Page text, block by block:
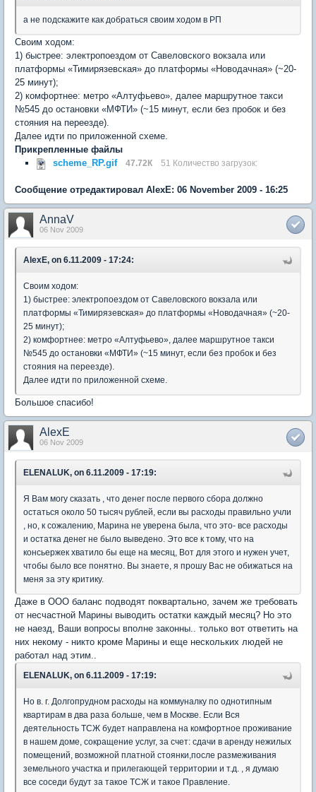
а не подскажите как добраться своим ходом в РП
Своим ходом:
1) быстрее: электропоездом от Савеловского вокзала или
платформы «Тимирязевская» до платформы «Новодачная» (~20-
25 минут);
2) комфортнее: метро «Алтуфьево», далее маршрутное такси
№545 до остановки «МФТИ» (~15 минут, если без пробок и без
стояния на переезде).
Далее идти по приложенной схеме.
Прикрепленные файлы
scheme_RP.gif
47.72К 51 Количество загрузок:
Сообщение отредактировал AlexE: 06 November 2009 - 16:25
AnnaV
06 Nov 2009
AlexE, on 6.11.2009 - 17:24:
Своим ходом:
1) быстрее: электропоездом от Савеловского вокзала или
платформы «Тимирязевская» до платформы «Новодачная» (~20-
25 минут);
2) комфортнее: метро «Алтуфьево», далее маршрутное такси
№545 до остановки «МФТИ» (~15 минут, если без пробок и без
стояния на переезде).
Далее идти по приложенной схеме.
Большое спасибо!
AlexE
06 Nov 2009
ELENALUK, on 6.11.2009 - 17:19:
Я Вам могу сказать , что денег после первого сбора должно
остаться около 50 тысяч рублей, если вы расходы правильно учли
, но, к сожалению, Марина не уверена была, что это- все расходы
и остатка денег не было выведено. Это все к тому, что на
консьержек хватило бы еще на месяц, Вот для этого и нужен учет,
чтобы было все понятно. Вы знаете, я прошу Вас не обижаться на
меня за эту критику.
Даже в ООО баланс подводят поквартально, зачем же требовать
от несчастной Марины выводить остатки каждый месяц? Но это
не наезд, Ваши вопросы вполне законны.. только вот ответить на
них некому - никто кроме Марины и еще нескольких людей не
работал над этим..
ELENALUK, on 6.11.2009 - 17:19:
Но в. г. Долгопрудном расходы на коммуналку по однотипным
квартирам в два раза больше, чем в Москве. Если Вся
деятельность ТСЖ будет направлена на комфортное проживание
в нашем доме, сокращение услуг, за счет: сдачи в аренду нежилых
помещений, возможной платной стоянки,после размеживания
земельного участка и прилегающей территории и т.д. , я думаю
все соседи будут за такое ТСЖ и такое Правление.